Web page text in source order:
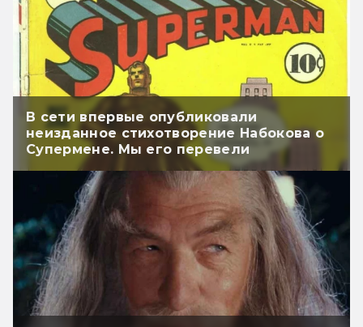
В сети впервые опубликовали
неизданное стихотворение Набокова о
Супермене. Мы его перевели